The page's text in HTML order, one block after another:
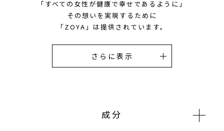
「すべての女性が健康で幸せであるように」
その想いを実現するために
「ZOYA」は提供されています。
成分